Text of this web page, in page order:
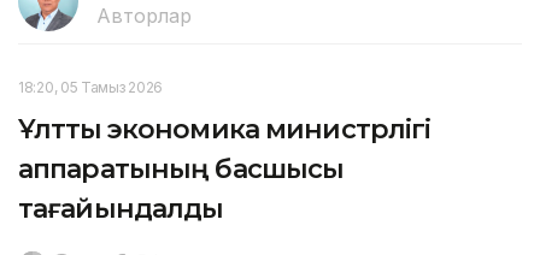
Авторлар
18:20, 05 Тамыз 2026
Ұлттық экономика министрлігі
аппаратының басшысы
тағайындалды